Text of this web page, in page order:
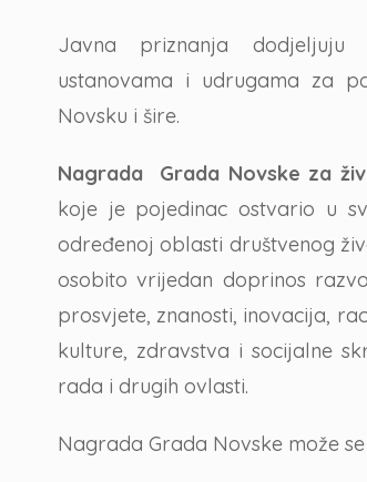
Javna priznanja dodjeljuju
ustanovama i udrugama za
Novsku i šire.
Nagrada Grada Novske za
koje je pojedinac ostvario u
određenoj oblasti društvenog
osobito vrijedan doprinos
prosvjete, znanosti, inovacija,
kulture, zdravstva i socijalne
rada i drugih ovlasti.
Nagrada Grada Novske može